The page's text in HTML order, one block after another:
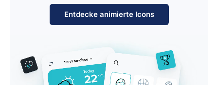
Entdecke animierte Icons